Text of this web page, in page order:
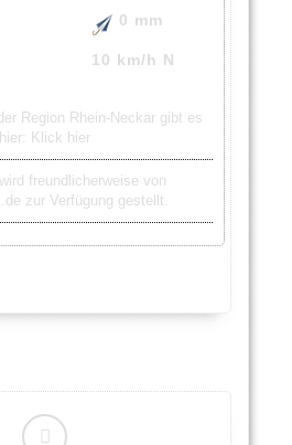
0 mm
10 km/h N
Region Rhein-Neckar gibt es
hier: Klick hier
freundlicherweise von
zur Verfügung gestellt.